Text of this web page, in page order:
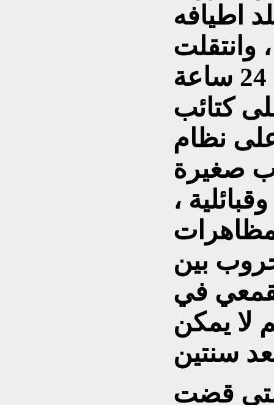
اطيافه
وانتقلت
الحرب الى ليبيا وفي 24 ساعة
كتائب
نظام
صغيرة
،
بين
في
لا يمكن
العام 2011 التي قضت